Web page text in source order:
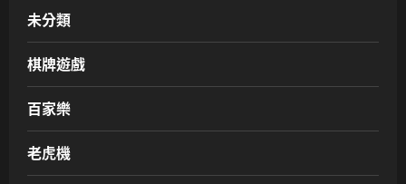
未分類
棋牌遊戲
百家樂
老虎機